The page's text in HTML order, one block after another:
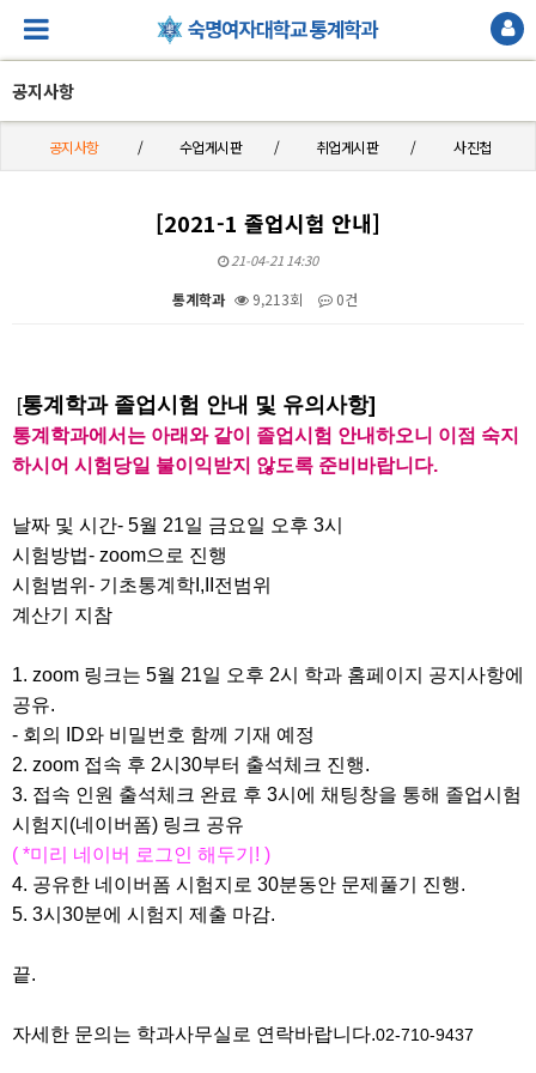
공지사항
공지사항 수업게시판 취업게시판 사진첩
[2021-1 졸업시험 안내]
21-04-21 14:30
통계학과 9,213회 0건
[통계학과 졸업시험 안내 및 유의사항]
통계학과에서는 아래와 같이 졸업시험 안내하오니 이점 숙지
하시어 시험당일 불이익받지 않도록 준비바랍니다.
날짜 및 시간- 5월 21일 금요일 오후 3시
시험방법- zoom으로 진행
시험범위- 기초통계학I,II전범위
계산기 지참
1. zoom 링크는 5월 21일 오후 2시 학과 홈페이지 공지사항에
공유.
- 회의 ID와 비밀번호 함께 기재 예정
2. zoom 접속 후 2시30부터 출석체크 진행.
3. 접속 인원 출석체크 완료 후 3시에 채팅창을 통해 졸업시험
시험지(네이버폼) 링크 공유
( *미리 네이버 로그인 해두기! )
4. 공유한 네이버폼 시험지로 30분동안 문제풀기 진행.
5. 3시30분에 시험지 제출 마감.
끝.
자세한 문의는 학과사무실로 연락바랍니다.02-710-9437